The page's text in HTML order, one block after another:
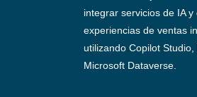
integrar servicios de IA
experiencias de ventas
utilizando Copilot
Microsoft Dataverse.